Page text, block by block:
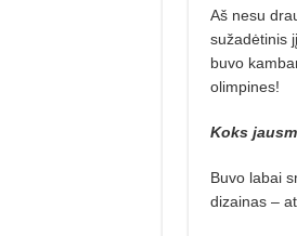
Aš nesu
sužadėtinis
buvo
olimpines!
Koks
Buvo labai
dizainas –